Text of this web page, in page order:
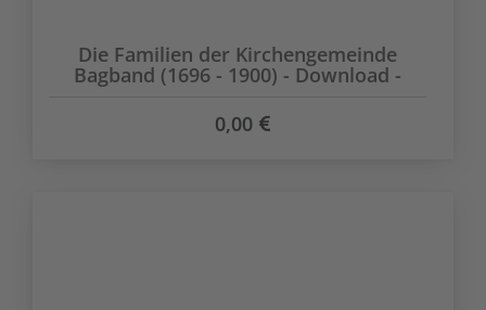
Die Familien der Kirchengemeinde
Bagband (1696 - 1900) - Download -
0,00